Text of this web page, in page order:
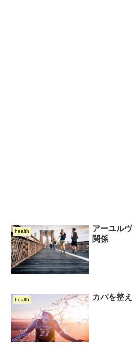
health
アーユル
関係
health カパを整